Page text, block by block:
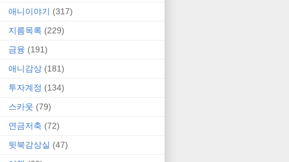
애니이야기 (317)
지름목록 (229)
금융 (191)
애니감상 (181)
투자계정 (134)
스카웃 (79)
연금저축 (72)
뒷북감상실 (47)